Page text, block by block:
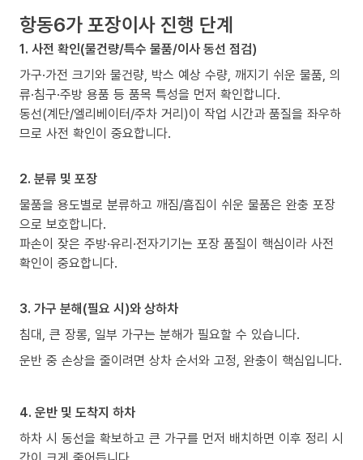
항동6가 포장이사 진행 단계
1. 사전 확인(물건량/특수 물품/이사 동선 점검)
가구·가전 크기와 물건량, 박스 예상 수량, 깨지기 쉬운 물품, 의
류·침구·주방 용품 등 품목 특성을 먼저 확인합니다.
동선(계단/엘리베이터/주차 거리)이 작업 시간과 품질을 좌우하
므로 사전 확인이 중요합니다.
2. 분류 및 포장
물품을 용도별로 분류하고 깨짐/흠집이 쉬운 물품은 완충 포장
으로 보호합니다.
파손이 잦은 주방·유리·전자기기는 포장 품질이 핵심이라 사전
확인이 중요합니다.
3. 가구 분해(필요 시)와 상하차
침대, 큰 장롱, 일부 가구는 분해가 필요할 수 있습니다.
운반 중 손상을 줄이려면 상차 순서와 고정, 완충이 핵심입니다.
4. 운반 및 도착지 하차
하차 시 동선을 확보하고 큰 가구를 먼저 배치하면 이후 정리 시